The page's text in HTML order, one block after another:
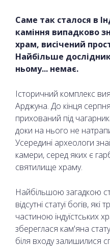
Саме так сталося в
каміння випадково
храм, висічений
Найбільше
ньому... немає.
Історичний комплекс
Арджуна. До кінця
прихований під
доки на нього не
Усередині археологи
камери, серед яких є
святилище храму.
Найбільшою загадкою
відсутні статуї богів,
частиною індуїстських
збереглася кам'яна
біля входу залишилися